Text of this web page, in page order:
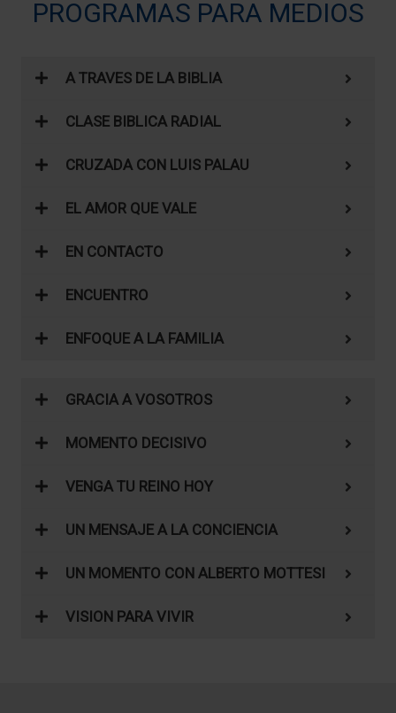
PROGRAMAS PARA MEDIOS
A TRAVES DE LA BIBLIA
CLASE BIBLICA RADIAL
CRUZADA CON LUIS PALAU
EL AMOR QUE VALE
EN CONTACTO
ENCUENTRO
ENFOQUE A LA FAMILIA
GRACIA A VOSOTROS
MOMENTO DECISIVO
VENGA TU REINO HOY
UN MENSAJE A LA CONCIENCIA
UN MOMENTO CON ALBERTO MOTTESI
VISION PARA VIVIR